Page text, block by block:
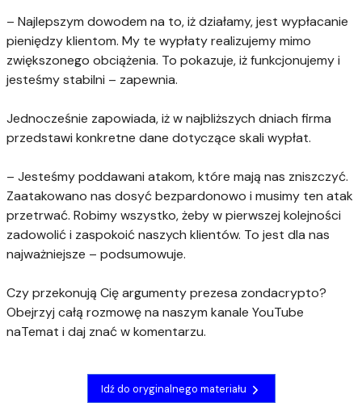
– Najlepszym dowodem na to, iż działamy, jest wypłacanie
pieniędzy klientom. My te wypłaty realizujemy mimo
zwiększonego obciążenia. To pokazuje, iż funkcjonujemy i
jesteśmy stabilni – zapewnia.
Jednocześnie zapowiada, iż w najbliższych dniach firma
przedstawi konkretne dane dotyczące skali wypłat.
– Jesteśmy poddawani atakom, które mają nas zniszczyć.
Zaatakowano nas dosyć bezpardonowo i musimy ten atak
przetrwać. Robimy wszystko, żeby w pierwszej kolejności
zadowolić i zaspokoić naszych klientów. To jest dla nas
najważniejsze – podsumowuje.
Czy przekonują Cię argumenty prezesa zondacrypto?
Obejrzyj całą rozmowę na naszym kanale YouTube
naTemat i daj znać w komentarzu.
Idź do oryginalnego materiału